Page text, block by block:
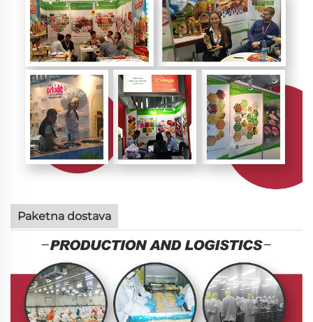
Paketna dostava